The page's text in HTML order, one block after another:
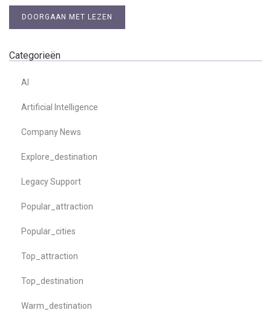
DOORGAAN MET LEZEN
Categorieën
AI
Artificial Intelligence
Company News
Explore_destination
Legacy Support
Popular_attraction
Popular_cities
Top_attraction
Top_destination
Warm_destination